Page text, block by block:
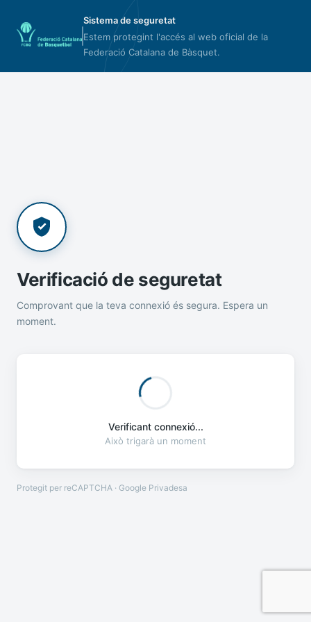
Sistema de seguretat
Estem protegint l'accés al web oficial de la
Federació Catalana de Bàsquet.
Verificació de seguretat
Comprovant que la teva connexió és segura. Espera un
moment.
Verificant connexió...
Això trigarà un moment
Protegit per reCAPTCHA · Google Privadesa